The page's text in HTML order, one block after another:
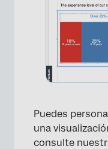
Puedes
una
consulte